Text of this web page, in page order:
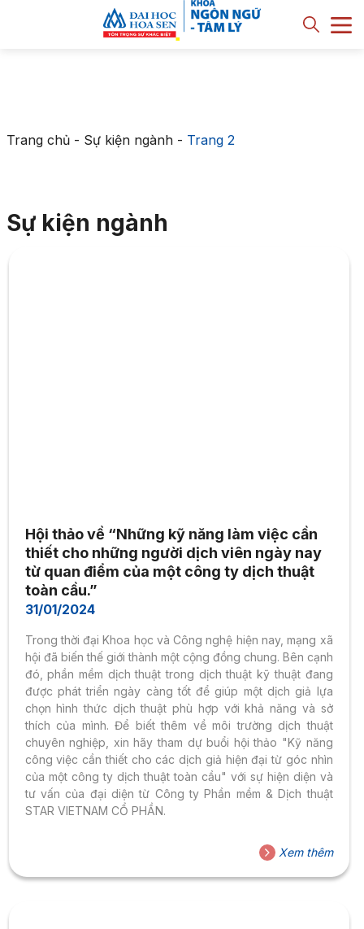
Trang chủ- Sự kiện ngành- Trang 2
Sự kiện ngành
Hội thảo về “Những kỹ năng làm việc cần
thiết cho những người dịch viên ngày nay
từ quan điểm của một công ty dịch thuật
toàn cầu.”
31/01/2024
Trong thời đại Khoa học và Công nghệ hiện nay, mạng xã
hội đã biến thế giới thành một cộng đồng chung. Bên cạnh
đó, phần mềm dịch thuật trong dịch thuật kỹ thuật đang
được phát triển ngày càng tốt để giúp một dịch giả lựa
chọn hình thức dịch thuật phù hợp với khả năng và sở
thích của mình. Để biết thêm về môi trường dịch thuật
chuyên nghiệp, xin hãy tham dự buổi hội thảo "Kỹ năng
công việc cần thiết cho các dịch giả hiện đại từ góc nhìn
của một công ty dịch thuật toàn cầu" với sự hiện diện và
tư vấn của đại diện từ Công ty Phần mềm & Dịch thuật
STAR VIETNAM CỔ PHẦN.
Xem thêm